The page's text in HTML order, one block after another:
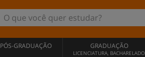
PÓS-GRADUAÇÃO GRADUAÇÃO
LICENCIATURA, BACHARELADO